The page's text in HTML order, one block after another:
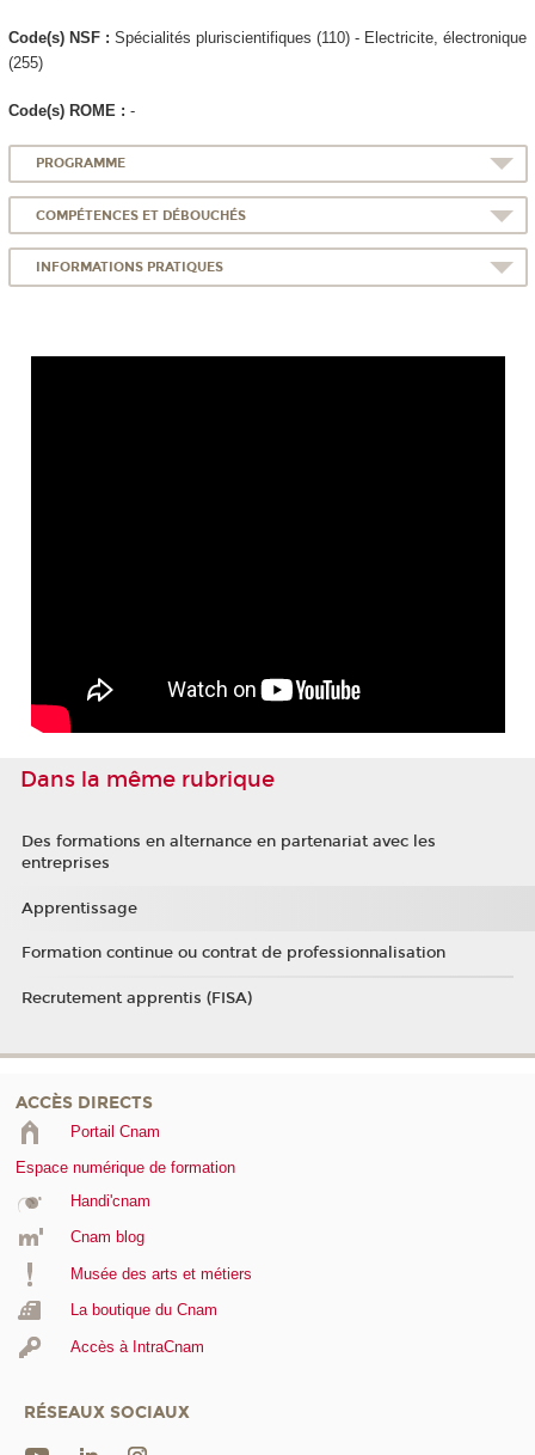
Code(s) NSF : Spécialités pluriscientifiques (110) - Electricite, électronique
(255)
Code(s) ROME : -
PROGRAMME
COMPÉTENCES ET DÉBOUCHÉS
INFORMATIONS PRATIQUES
Dans la même rubrique
Des formations en alternance en partenariat avec les
entreprises
Apprentissage
Formation continue ou contrat de professionnalisation
Recrutement apprentis (FISA)
ACCÈS DIRECTS
Portail Cnam
Espace numérique de formation
Handi'cnam
Cnam blog
Musée des arts et métiers
La boutique du Cnam
Accès à IntraCnam
RÉSEAUX SOCIAUX